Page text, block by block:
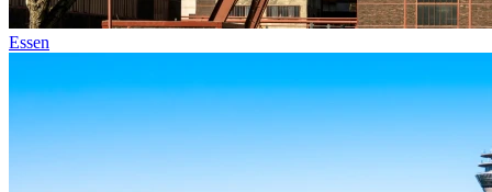
Essen